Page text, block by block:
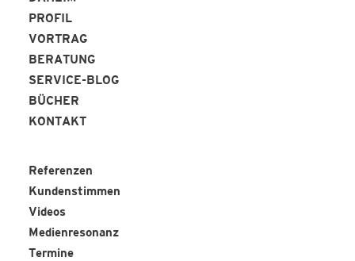
PROFIL
VORTRAG
BERATUNG
SERVICE-BLOG
BÜCHER
KONTAKT
Referenzen
Kundenstimmen
Videos
Medienresonanz
Termine